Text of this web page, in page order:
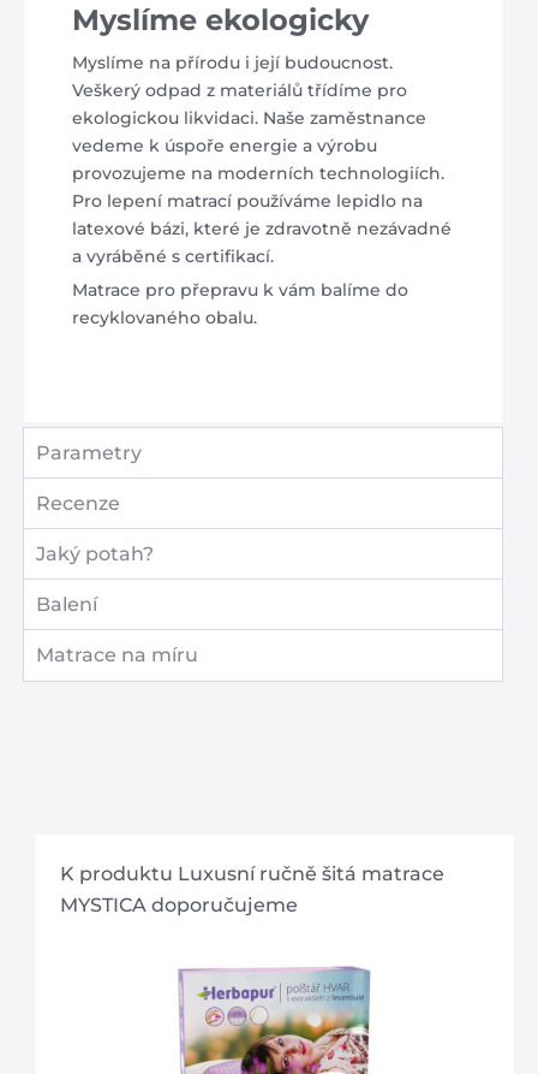
Myslíme ekologicky
Myslíme na přírodu i její budoucnost.
Veškerý odpad z materiálů třídíme pro
ekologickou likvidaci. Naše zaměstnance
vedeme k úspoře energie a výrobu
provozujeme na moderních technologiích.
Pro lepení matrací používáme lepidlo na
latexové bázi, které je zdravotně nezávadné
a vyráběné s certifikací.
Matrace pro přepravu k vám balíme do
recyklovaného obalu.
Parametry
Recenze
Jaký potah?
Balení
Matrace na míru
K produktu Luxusní ručně šitá matrace
MYSTICA doporučujeme